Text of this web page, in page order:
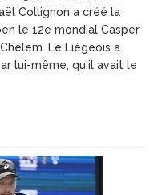
Collignon a créé la
le 12e mondial Casper
Le Liégeois a
lui-même, qu'il avait le